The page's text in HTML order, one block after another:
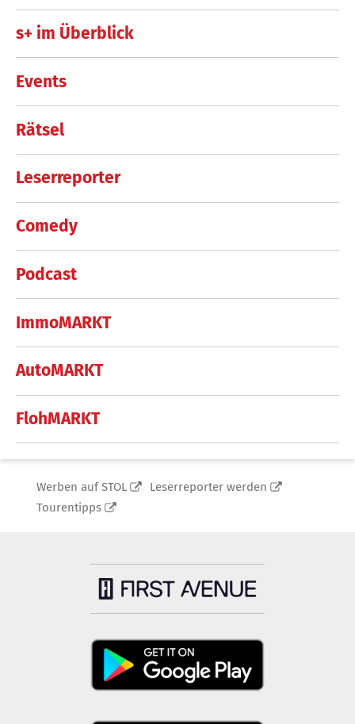
s+ im Überblick
Events
Rätsel
Leserreporter
Comedy
Podcast
ImmoMARKT
AutoMARKT
FlohMARKT
Werben auf STOL
Leserreporter werden
Tourentipps